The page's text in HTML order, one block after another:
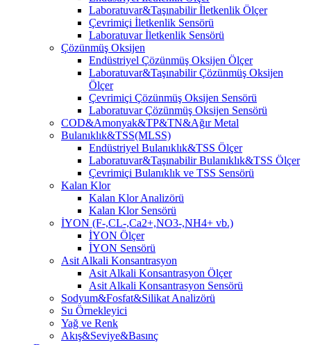
Laboratuvar&Taşınabilir İletkenlik Ölçer
Çevrimiçi İletkenlik Sensörü
Laboratuvar İletkenlik Sensörü
Çözünmüş Oksijen
Endüstriyel Çözünmüş Oksijen Ölçer
Laboratuvar&Taşınabilir Çözünmüş Oksijen
Ölçer
Çevrimiçi Çözünmüş Oksijen Sensörü
Laboratuvar Çözünmüş Oksijen Sensörü
COD&Amonyak&TP&TN&Ağır Metal
Bulanıklık&TSS(MLSS)
Endüstriyel Bulanıklık&TSS Ölçer
Laboratuvar&Taşınabilir Bulanıklık&TSS Ölçer
Çevrimiçi Bulanıklık ve TSS Sensörü
Kalan Klor
Kalan Klor Analizörü
Kalan Klor Sensörü
İYON (F-,CL-,Ca2+,NO3-,NH4+ vb.)
İYON Ölçer
İYON Sensörü
Asit Alkali Konsantrasyon
Asit Alkali Konsantrasyon Ölçer
Asit Alkali Konsantrasyon Sensörü
Sodyum&Fosfat&Silikat Analizörü
Su Örnekleyici
Yağ ve Renk
Akış&Seviye&Basınç